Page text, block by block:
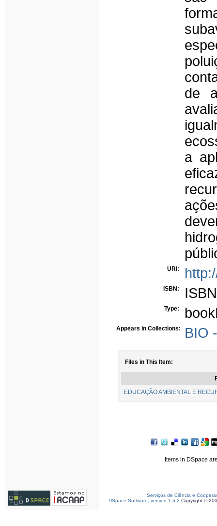
de
a
URI:
ISBN:
Type:
Appears in Collections: BIO
Files in This Item:
EDUCAÇÃO AMBIENTAL E
Items in DSpace
Serviços de Ciência e
DSpace Software, version 1.6.2 Copyright ©